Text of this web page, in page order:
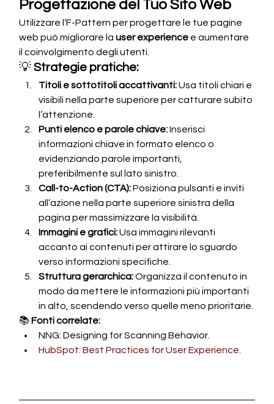
Progettazione del Tuo Sito Web
Utilizzare l’F-Pattern per progettare le tue pagine
web può migliorare la user experience e aumentare
il coinvolgimento degli utenti.
💡 Strategie pratiche:
Titoli e sottotitoli accattivanti: Usa titoli chiari e
visibili nella parte superiore per catturare subito
l’attenzione.
Punti elenco e parole chiave: Inserisci
informazioni chiave in formato elenco o
evidenziando parole importanti,
preferibilmente sul lato sinistro.
Call-to-Action (CTA): Posiziona pulsanti e inviti
all’azione nella parte superiore sinistra della
pagina per massimizzare la visibilità.
Immagini e grafici: Usa immagini rilevanti
accanto ai contenuti per attirare lo sguardo
verso informazioni specifiche.
Struttura gerarchica: Organizza il contenuto in
modo da mettere le informazioni più importanti
in alto, scendendo verso quelle meno prioritarie.
📚 Fonti correlate:
NNG: Designing for Scanning Behavior.
HubSpot: Best Practices for User Experience